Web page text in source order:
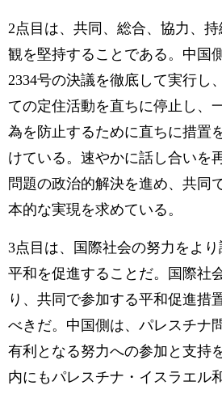
2点目は、共同、総合、協力、
観を堅持することである。中国
2334号の決議を徹底して実行し
ての定住活動を直ちに停止し、
為を防止するために直ちに措置
けている。速やかに話し合いを
問題の政治的解決を進め、共同
本的な実現を求めている。
3点目は、国際社会の努力をよ
平和を促進することだ。国際社
り、共同で参加する平和促進措
べきだ。中国側は、パレスチナ
有利となる努力への参加と支持
内にもパレスチナ・イスラエル